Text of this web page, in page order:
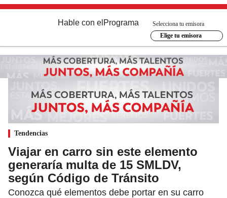
Hable con el Programa
Selecciona tu emisora
Elige tu emisora
Tendencias
Viajar en carro sin este elemento
generaría multa de 15 SMLDV,
según Código de Tránsito
Conozca qué elementos debe portar en su carro